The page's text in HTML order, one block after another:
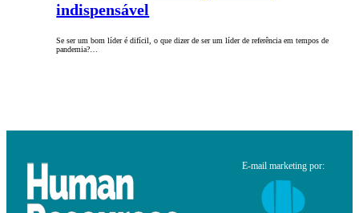
indispensável
Se ser um bom líder é difícil, o que dizer de ser um líder de referência em tempos de
pandemia?…
E-mail marketing por: